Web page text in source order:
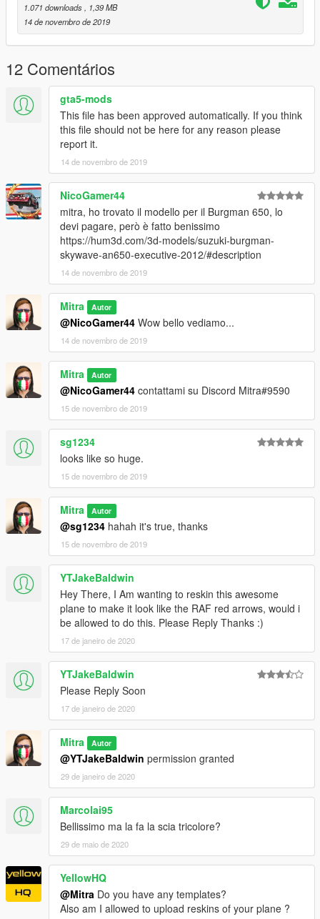
1.071 downloads
, 1,39 MB
14 de novembro de 2019
12 Comentários
gta5-mods
This file has been approved automatically. If you think
this file should not be here for any reason please
report it.
14 de novembro de 2019
NicoGamer44
mitra, ho trovato il modello per il Burgman 650, lo
devi pagare, però è fatto benissimo
https://hum3d.com/3d-models/suzuki-burgman-
skywave-an650-executive-2012/#description
14 de novembro de 2019
Mitra Autor
@NicoGamer44 Wow bello vediamo...
14 de novembro de 2019
Mitra Autor
@NicoGamer44 contattami su Discord Mitra#9590
15 de novembro de 2019
sg1234
looks like so huge.
15 de novembro de 2019
Mitra Autor
@sg1234 hahah it's true, thanks
15 de novembro de 2019
YTJakeBaldwin
Hey There, I Am wanting to reskin this awesome
plane to make it look like the RAF red arrows, would i
be allowed to do this. Please Reply Thanks :)
17 de janeiro de 2020
YTJakeBaldwin
Please Reply Soon
17 de janeiro de 2020
Mitra Autor
@YTJakeBaldwin permission granted
29 de janeiro de 2020
Marcolai95
Bellissimo ma la fa la scia tricolore?
29 de maio de 2020
YellowHQ
@Mitra Do you have any templates?
Also am I allowed to upload reskins of your plane ?